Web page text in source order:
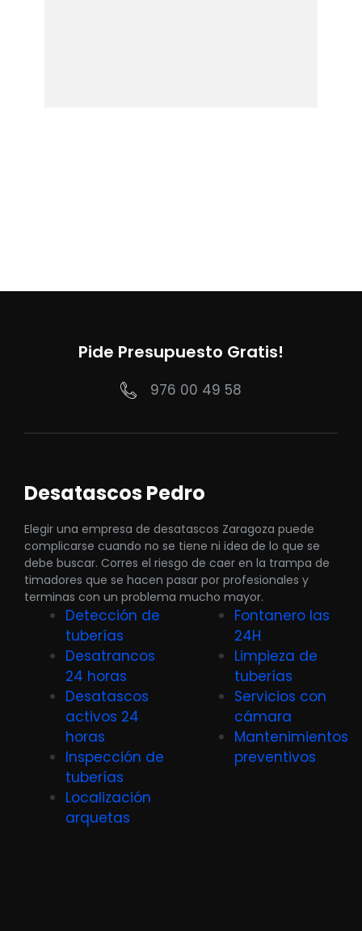
Pide Presupuesto Gratis!
976 00 49 58
Desatascos Pedro
Elegir una empresa de desatascos Zaragoza puede
complicarse cuando no se tiene ni idea de lo que se
debe buscar. Corres el riesgo de caer en la trampa de
timadores que se hacen pasar por profesionales y
terminas con un problema mucho mayor.
Detección de
tuberías
Desatrancos
24 horas
Desatascos
activos 24
horas
Inspección de
tuberías
Localización
arquetas
Fontanero las
24H
Limpieza de
tuberías
Servicios con
cámara
Mantenimientos
preventivos